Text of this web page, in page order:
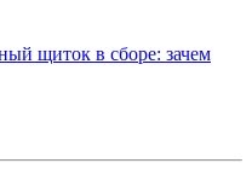
щиток в сборе: зачем